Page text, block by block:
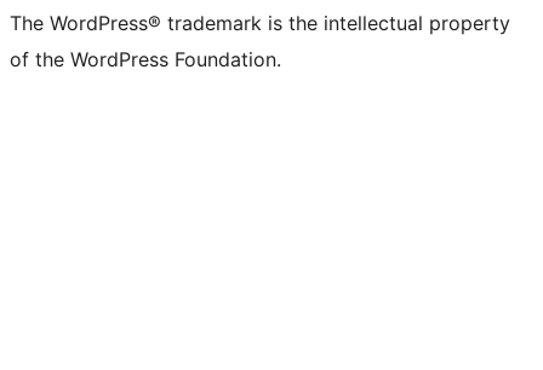
The WordPress® trademark is the intellectual property
of the WordPress Foundation.